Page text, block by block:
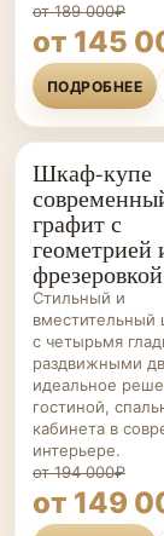
от 189 000₽
от 145
ПОДРОБНЕЕ
ШКАФЫ-
КУПЕ НА
Шкаф-купе
графит с
геометрией
фрезеровкой
Стильный и
вместительный
с четырьмя
раздвижными
идеальное
гостиной,
кабинета в
интерьере.
от 194 000₽
от 149